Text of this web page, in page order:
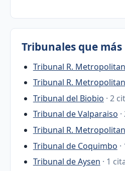
Tribunales que
Tribunal R.
Tribunal R.
Tribunal del Biobio · 2
Tribunal de Valparaiso
Tribunal R.
Tribunal de Coquimbo
Tribunal de Aysen · 1